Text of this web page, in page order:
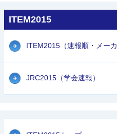
ITEM2015
ITEM2015（速報順・メーカ
JRC2015（学会速報）